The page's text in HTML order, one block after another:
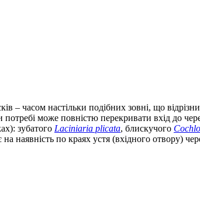
– часом настільки подібних зовні, що
потребі може повністю перекривати вхід до
зубатого Laciniaria plicata, блискучого
наявність по краях устя (вхідного отвору)